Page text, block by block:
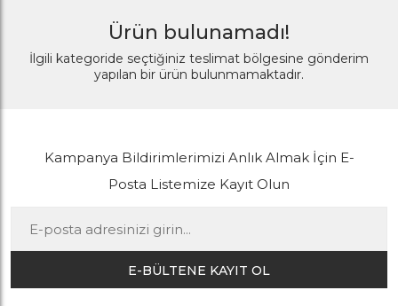
Ürün bulunamadı!
İlgili kategoride seçtiğiniz teslimat bölgesine gönderim
yapılan bir ürün bulunmamaktadır.
Kampanya Bildirimlerimizi Anlık Almak İçin E-
Posta Listemize Kayıt Olun
E-BÜLTENE KAYIT OL